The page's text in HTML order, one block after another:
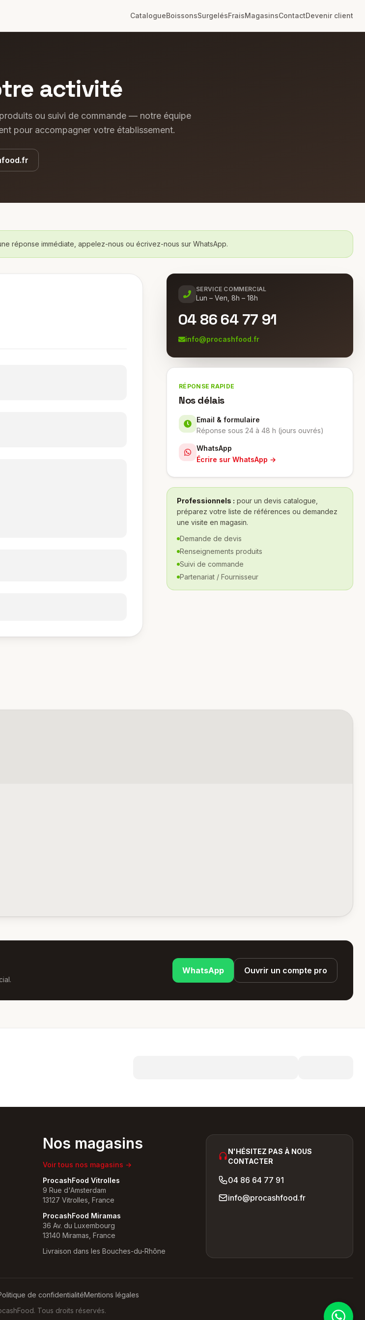
CatalogueBoissonsSurgelésFraisMagasinsContactDevenir client
activité
ou suivi de commande — notre équipe
pour accompagner votre établissement.
réponse immédiate, appelez-nous ou écrivez-nous sur WhatsApp.
SERVICE COMMERCIAL
Lun – Ven, 8h – 18h
04 86 64 77 91
info@procashfood.fr
RÉPONSE RAPIDE
Nos délais
Email & formulaire
Réponse sous 24 à 48 h (jours ouvrés)
WhatsApp
Écrire sur WhatsApp →
Professionnels : pour un devis catalogue,
préparez votre liste de références ou demandez
une visite en magasin.
Demande de devis
Renseignements produits
Suivi de commande
Partenariat / Fournisseur
WhatsApp Ouvrir un compte pro
Nos magasins
Voir tous nos magasins →
ProcashFood Vitrolles
9 Rue d'Amsterdam
13127 Vitrolles, France
ProcashFood Miramas
36 Av. du Luxembourg
13140 Miramas, France
Livraison dans les Bouches-du-Rhône
N'HÉSITEZ PAS À NOUS
CONTACTER
04 86 64 77 91
info@procashfood.fr
de confidentialitéMentions légales
Tous droits réservés.